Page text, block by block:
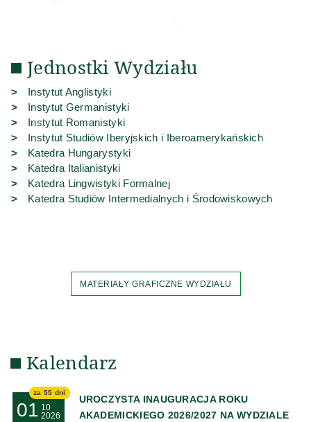
Jednostki Wydziału
Instytut Anglistyki(link zewnętrzny)
Instytut Germanistyki(link zewnętrzny)
Instytut Romanistyki(link zewnętrzny)
Instytut Studiów Iberyjskich i Iberoamerykańskich(link
Katedra Hungarystyki(link zewnętrzny)
Katedra Italianistyki(link zewnętrzny)
Katedra Lingwistyki Formalnej(link zewnętrzny)
Katedra Studiów Intermedialnych i Środowiskowych(link
MATERIAŁY GRAFICZNE WYDZIAŁU
Kalendarz
01 10
2026
za 55 dni
UROCZYSTA INAUGURACJA ROKU
AKADEMICKIEGO 2026/2027 NA WYDZIALE